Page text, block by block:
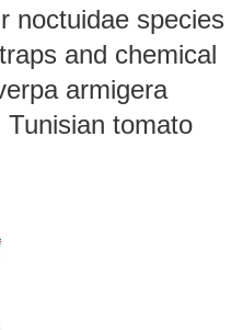
noctuidae species
and chemical
armigera
tomato